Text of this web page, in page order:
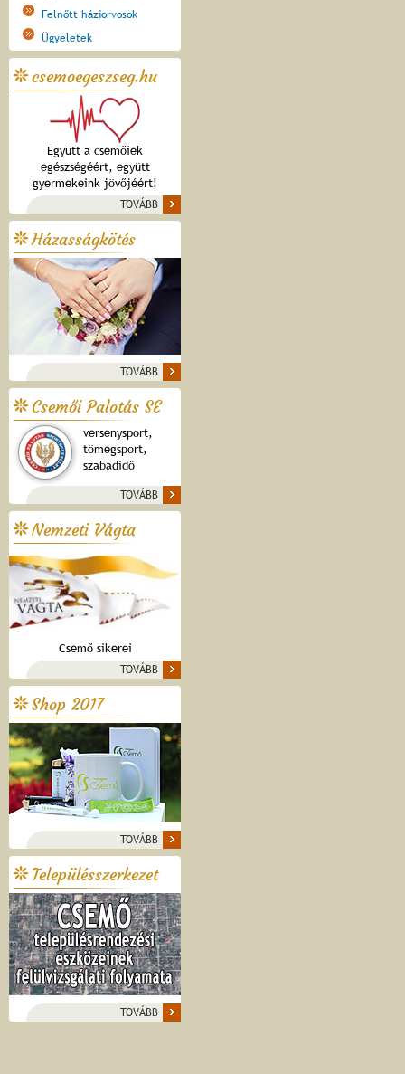
Felnőtt háziorvosok
Ügyeletek
csemoegeszseg.hu
Együtt a csemőiek
egészségéért, együtt
gyermekeink jövőjéért!
TOVÁBB
Házasságkötés
TOVÁBB
Csemői Palotás SE
versenysport,
tömegsport,
szabadidő
TOVÁBB
Nemzeti Vágta
Csemő sikerei
TOVÁBB
Shop 2017
TOVÁBB
Településszerkezet
TOVÁBB